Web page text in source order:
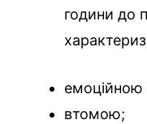
години до
емоційною
втомою;